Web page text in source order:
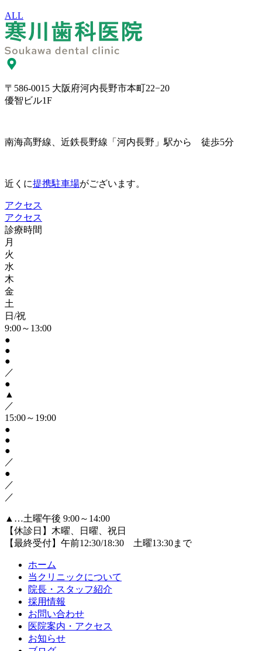
ALL
〒586-0015 大阪府河内長野市本町22−20
優智ビル1F
南海高野線、近鉄長野線「河内長野」駅から 徒歩5分
近くに提携駐車場がございます。
アクセス
アクセス
診療時間
月
火
水
木
金
土
日/祝
9:00～13:00
●
●
●
／
●
▲
／
15:00～19:00
●
●
●
／
●
／
／
▲ …土曜午後 9:00～14:00
【休診日】木曜、日曜、祝日
【最終受付】午前12:30/18:30 土曜13:30まで
ホーム
当クリニックについて
院長・スタッフ紹介
採用情報
お問い合わせ
医院案内・アクセス
お知らせ